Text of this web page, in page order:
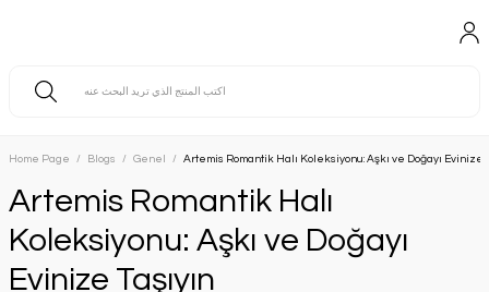
Home Page Blogs Genel Artemis Romantik Halı Koleksiyonu: Aşkı ve Doğayı Evinize
Artemis Romantik Halı
Koleksiyonu: Aşkı ve Doğayı
Evinize Taşıyın